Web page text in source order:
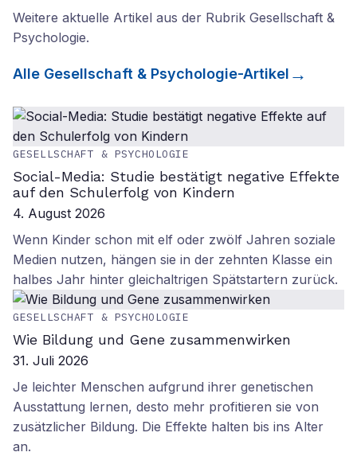
Weitere aktuelle Artikel aus der Rubrik Gesellschaft &
Psychologie.
Alle Gesellschaft & Psychologie-Artikel
GESELLSCHAFT & PSYCHOLOGIE
Social-Media: Studie bestätigt negative Effekte
auf den Schulerfolg von Kindern
4. August 2026
Wenn Kinder schon mit elf oder zwölf Jahren soziale
Medien nutzen, hängen sie in der zehnten Klasse ein
halbes Jahr hinter gleichaltrigen Spätstartern zurück.
GESELLSCHAFT & PSYCHOLOGIE
Wie Bildung und Gene zusammenwirken
31. Juli 2026
Je leichter Menschen aufgrund ihrer genetischen
Ausstattung lernen, desto mehr profitieren sie von
zusätzlicher Bildung. Die Effekte halten bis ins Alter
an.